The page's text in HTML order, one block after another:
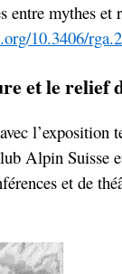
mythes et
10.3406/
et le relief
l’exposition
Alpin Suisse
et de